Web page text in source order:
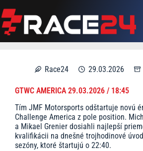
to
content
Race24 29.03.2026
GTWC AMERICA 29.03.2026 / 18:45
Tím JMF Motorsports odštartuje novú
Challenge America z pole position.
a Mikael Grenier dosiahli najlepší
kvalifikácii na dnešné trojhodinové
sezóny, ktoré štartujú o 22:40.